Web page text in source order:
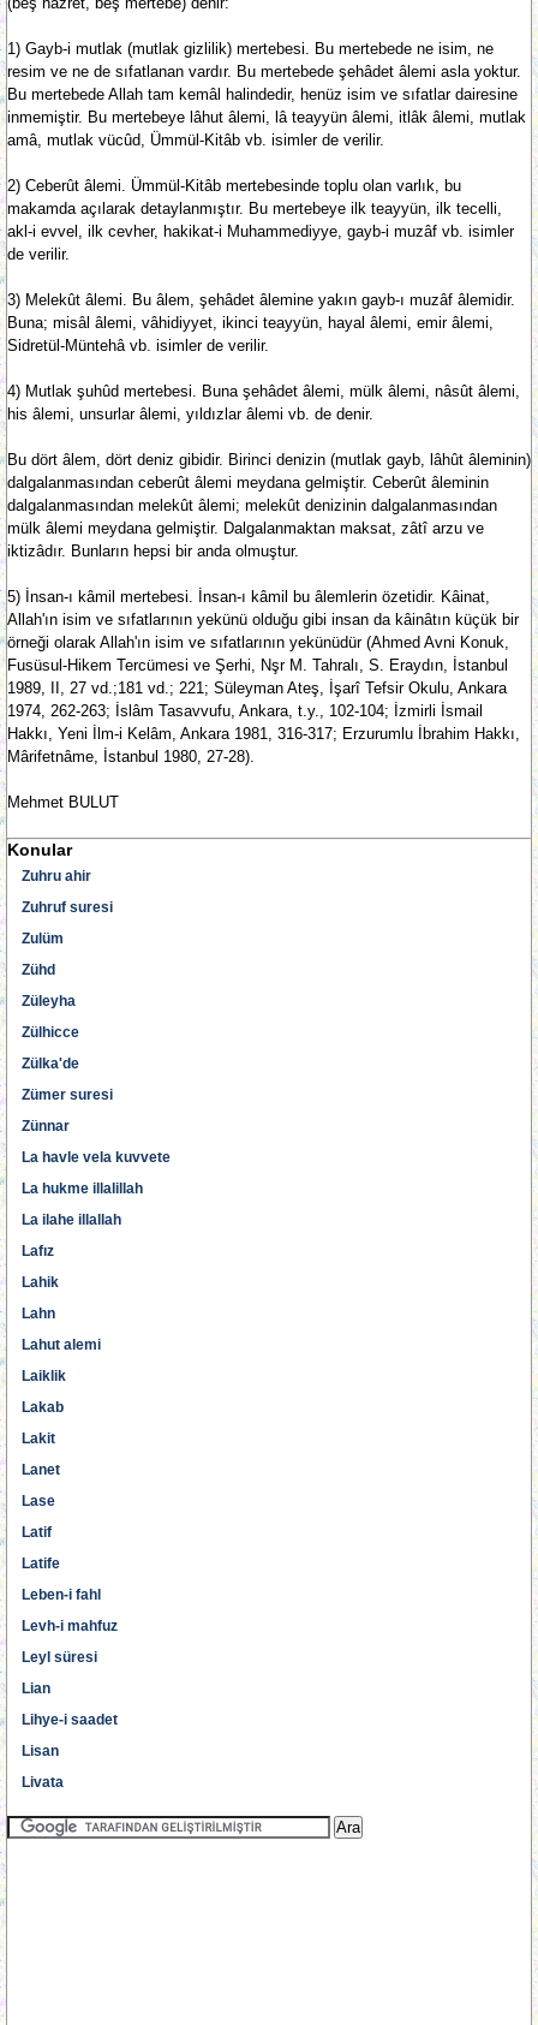
1) Gayb-i mutlak (mutlak gizlilik) mertebesi. Bu mertebede ne isim, ne
resim ve ne de sıfatlanan vardır. Bu mertebede şehâdet âlemi asla yoktur.
Bu mertebede Allah tam kemâl halindedir, henüz isim ve sıfatlar dairesine
inmemiştir. Bu mertebeye lâhut âlemi, lâ teayyün âlemi, itlâk âlemi, mutlak
amâ, mutlak vücûd, Ümmül-Kitâb vb. isimler de verilir.
2) Ceberût âlemi. Ümmül-Kitâb mertebesinde toplu olan varlık, bu
makamda açılarak detaylanmıştır. Bu mertebeye ilk teayyün, ilk tecelli,
akl-i evvel, ilk cevher, hakikat-i Muhammediyye, gayb-i muzâf vb. isimler
de verilir.
3) Melekût âlemi. Bu âlem, şehâdet âlemine yakın gayb-ı muzâf âlemidir.
Buna; misâl âlemi, vâhidiyyet, ikinci teayyün, hayal âlemi, emir âlemi,
Sidretül-Müntehâ vb. isimler de verilir.
4) Mutlak şuhûd mertebesi. Buna şehâdet âlemi, mülk âlemi, nâsût âlemi,
his âlemi, unsurlar âlemi, yıldızlar âlemi vb. de denir.
Bu dört âlem, dört deniz gibidir. Birinci denizin (mutlak gayb, lâhût âleminin)
dalgalanmasından ceberût âlemi meydana gelmiştir. Ceberût âleminin
dalgalanmasından melekût âlemi; melekût denizinin dalgalanmasından
mülk âlemi meydana gelmiştir. Dalgalanmaktan maksat, zâtî arzu ve
iktizâdır. Bunların hepsi bir anda olmuştur.
5) İnsan-ı kâmil mertebesi. İnsan-ı kâmil bu âlemlerin özetidir. Kâinat,
Allah'ın isim ve sıfatlarının yekünü olduğu gibi insan da kâinâtın küçük bir
örneği olarak Allah'ın isim ve sıfatlarının yekünüdür (Ahmed Avni Konuk,
Fusüsul-Hikem Tercümesi ve Şerhi, Nşr M. Tahralı, S. Eraydın, İstanbul
1989, II, 27 vd.;181 vd.; 221; Süleyman Ateş, İşarî Tefsir Okulu, Ankara
1974, 262-263; İslâm Tasavvufu, Ankara, t.y., 102-104; İzmirli İsmail
Hakkı, Yeni İlm-i Kelâm, Ankara 1981, 316-317; Erzurumlu İbrahim Hakkı,
Mârifetnâme, İstanbul 1980, 27-28).
Mehmet BULUT
Konular
Zuhru ahir
Zuhruf suresi
Zulüm
Zühd
Züleyha
Zülhicce
Zülka'de
Zümer suresi
Zünnar
La havle vela kuvvete
La hukme illalillah
La ilahe illallah
Lafız
Lahik
Lahn
Lahut alemi
Laiklik
Lakab
Lakit
Lanet
Lase
Latif
Latife
Leben-i fahl
Levh-i mahfuz
Leyl süresi
Lian
Lihye-i saadet
Lisan
Livata